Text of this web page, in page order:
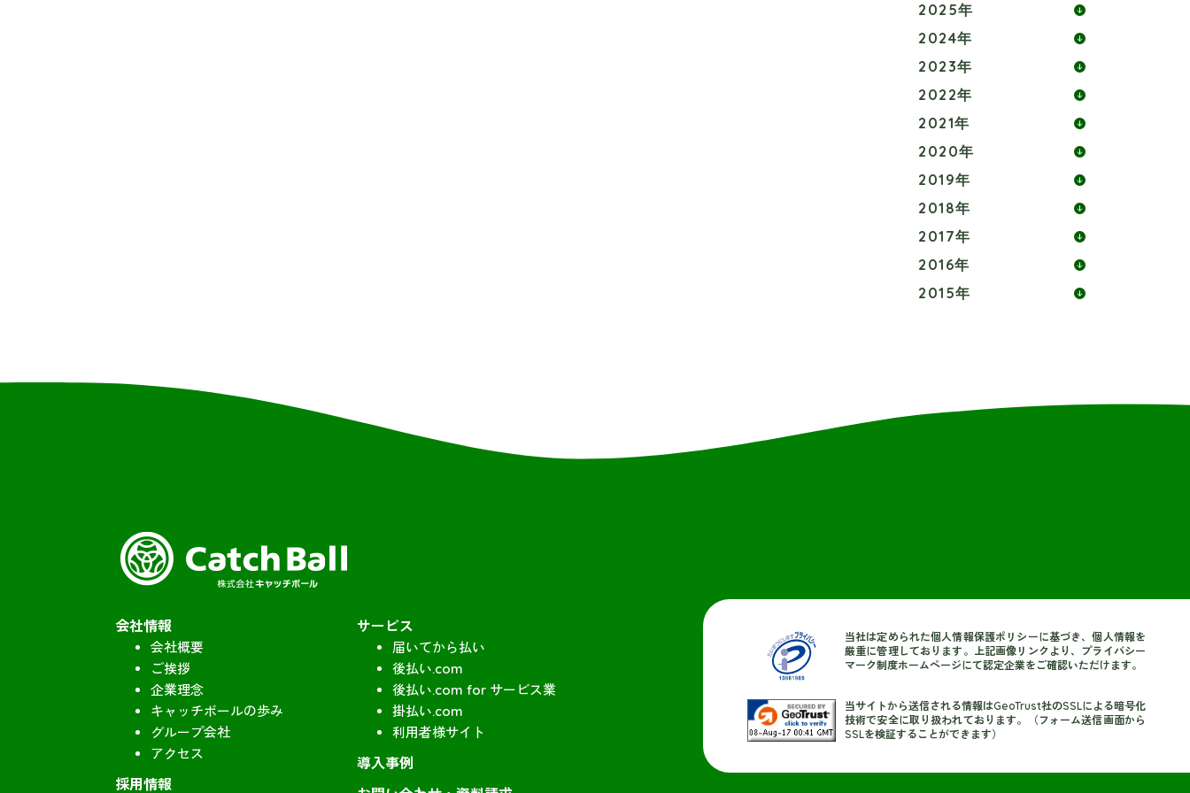
2025年
2024年
2023年
2022年
2021年
2020年
2019年
2018年
2017年
2016年
2015年
会社情報
会社概要
ご挨拶
企業理念
キャッチボールの歩み
グループ会社
アクセス
採用情報
サービス
届いてから払い
後払い.com
後払い.com for サービス業
掛払い.com
利用者様サイト
導入事例
当社は定められた個人情報保護ポリシーに基づき、個人情報を
厳重に管理しております。上記画像リンクより、プライバシー
マーク制度ホームページにて認定企業をご確認いただけます。
当サイトから送信される情報はGeoTrust社のSSLによる暗号化
技術で安全に取り扱われております。（フォーム送信画面から
SSLを検証することができます）